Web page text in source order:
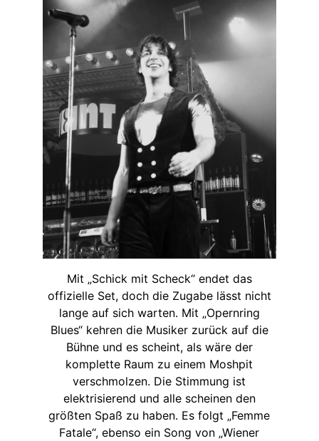
Mit „Schick mit Scheck“ endet das
offizielle Set, doch die Zugabe lässt nicht
lange auf sich warten. Mit „Opernring
Blues“ kehren die Musiker zurück auf die
Bühne und es scheint, als wäre der
komplette Raum zu einem Moshpit
verschmolzen. Die Stimmung ist
elektrisierend und alle scheinen den
größten Spaß zu haben. Es folgt „Femme
Fatale“, ebenso ein Song von „Wiener